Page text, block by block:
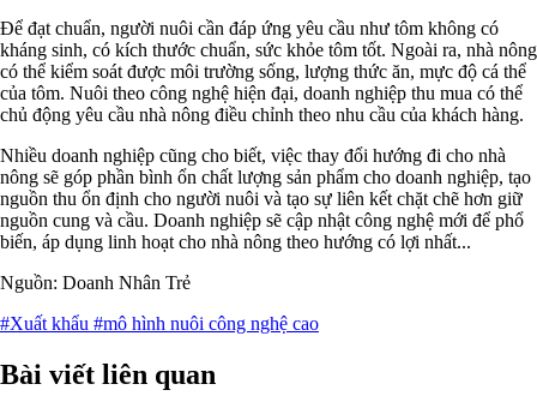
Để đạt chuẩn, người nuôi cần đáp ứng yêu cầu như tôm không có
kháng sinh, có kích thước chuẩn, sức khỏe tôm tốt. Ngoài ra, nhà nông
có thể kiểm soát được môi trường sống, lượng thức ăn, mực độ cá thể
của tôm. Nuôi theo công nghệ hiện đại, doanh nghiệp thu mua có thể
chủ động yêu cầu nhà nông điều chỉnh theo nhu cầu của khách hàng.
Nhiều doanh nghiệp cũng cho biết, việc thay đổi hướng đi cho nhà
nông sẽ góp phần bình ổn chất lượng sản phẩm cho doanh nghiệp, tạo
nguồn thu ổn định cho người nuôi và tạo sự liên kết chặt chẽ hơn giữ
nguồn cung và cầu. Doanh nghiệp sẽ cập nhật công nghệ mới để phổ
biến, áp dụng linh hoạt cho nhà nông theo hướng có lợi nhất...
Nguồn: Doanh Nhân Trẻ
#Xuất khẩu #mô hình nuôi công nghệ cao
Bài viết liên quan